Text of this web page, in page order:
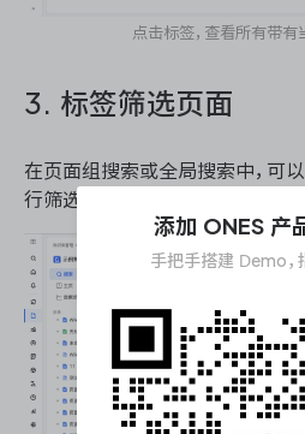
点击标签，查看所有带
3. 标签筛选页面
在页面组搜索或全局搜索中，可
行筛选。
添加 ONES 产
手把手搭建 Demo，